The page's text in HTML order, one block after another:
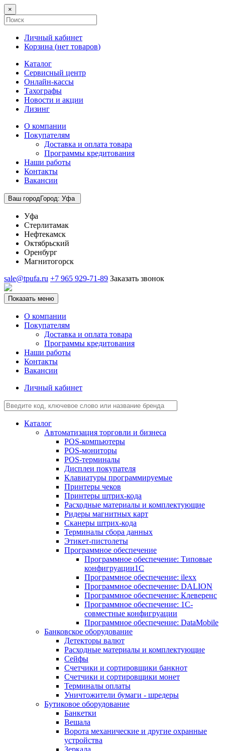
×
Личный кабинет
Корзина (нет товаров)
Каталог
Сервисный центр
Онлайн-кассы
Тахографы
Новости и акции
Лизинг
О компании
Покупателям
Доставка и оплата товара
Программы кредитования
Наши работы
Контакты
Вакансии
Ваш городГород: Уфа
Уфа
Стерлитамак
Нефтекамск
Октябрьский
Оренбург
Магнитогорск
sale@tpufa.ru +7 965 929-71-89 Заказать звонок
Показать меню
О компании
Покупателям
Доставка и оплата товара
Программы кредитования
Наши работы
Контакты
Вакансии
Личный кабинет
Каталог
Автоматизация торговли и бизнеса
POS-компьютеры
POS-мониторы
POS-терминалы
Дисплеи покупателя
Клавиатуры программируемые
Принтеры чеков
Принтеры штрих-кода
Расходные материалы и комплектующие
Ридеры магнитных карт
Сканеры штрих-кода
Терминалы сбора данных
Этикет-пистолеты
Программное обеспечение
Программное обеспечение: Типовые
конфигруации1С
Программное обеспечение: ilexx
Программное обеспечение: DALION
Программное обеспечение: Клеверенс
Программное обеспечение: 1С-
совместные конфигруации
Программное обеспечение: DataMobile
Банковское оборудование
Детекторы валют
Расходные материалы и комплектующие
Сейфы
Счетчики и сортировщики банкнот
Счетчики и сортировщики монет
Терминалы оплаты
Уничтожители бумаги - шредеры
Бутиковое оборудование
Банкетки
Вешала
Ворота механические и другие охранные
устройства
Зеркала